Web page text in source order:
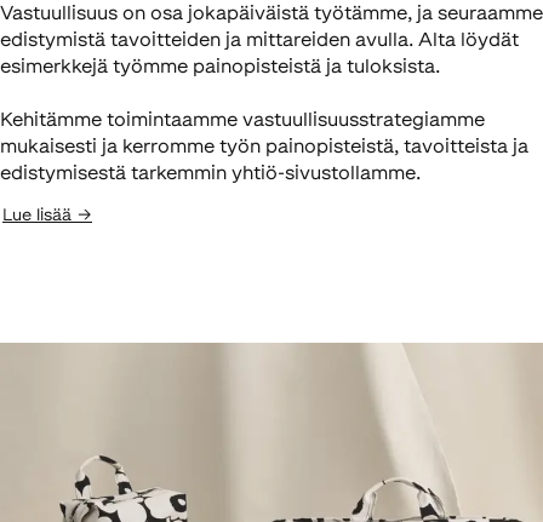
Vastuullisuus on osa jokapäiväistä työtämme, ja seuraamme
edistymistä tavoitteiden ja mittareiden avulla. Alta löydät
esimerkkejä työmme painopisteistä ja tuloksista.
Kehitämme toimintaamme vastuullisuusstrategiamme
mukaisesti ja kerromme työn painopisteistä, tavoitteista ja
edistymisestä tarkemmin yhtiö-sivustollamme.
Lue lisää →